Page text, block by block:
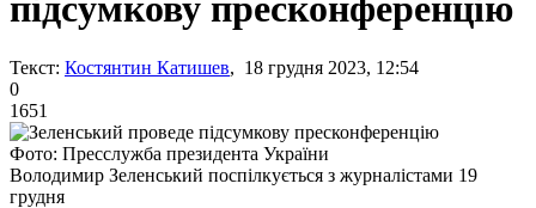
підсумкову пресконференцію
Текст: Костянтин Катишев, 18 грудня 2023, 12:54
0
1651
Фото: Пресслужба президента України
Володимир Зеленський поспілкується з журналістами 19
грудня